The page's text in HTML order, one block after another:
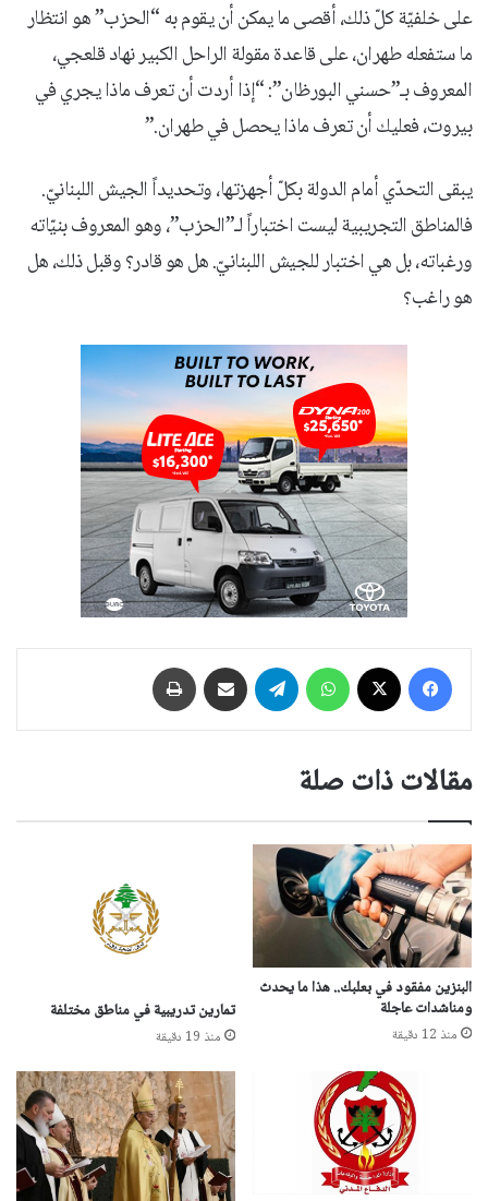
على خلفيّة كلّ ذلك، أقصى ما يمكن أن يقوم به “الحزب” هو انتظار
ما ستفعله طهران، على قاعدة مقولة الراحل الكبير نهاد قلعجي،
المعروف بـ”حسني البورظان”: “إذا أردت أن تعرف ماذا يجري في
بيروت، فعليك أن تعرف ماذا يحصل في طهران.”
يبقى التحدّي أمام الدولة بكلّ أجهزتها، وتحديداً الجيش اللبنانيّ.
فالمناطق التجريبية ليست اختباراً لـ”الحزب”، وهو المعروف بنيّاته
ورغباته، بل هي اختبار للجيش اللبنانيّ. هل هو قادر؟ وقبل ذلك، هل
هو راغب؟
فيسبوك واتساب تيلقرام مشاركة عبر البريد
مقالات ذات صلة
البنزين مفقود في بعلبك.. هذا ما يحدث
ومناشدات عاجلة
منذ 12 دقيقة
تمارين تدريبية في مناطق مختلفة
منذ 19 دقيقة